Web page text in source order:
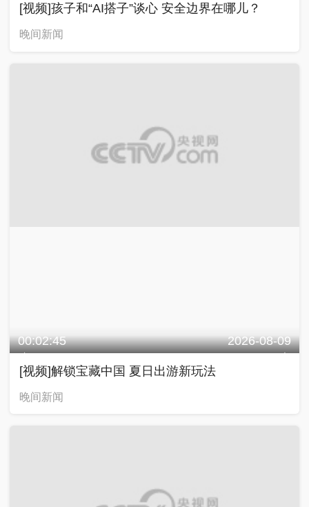
[视频]孩子和“AI搭子”谈心 安全边界在哪儿？
晚间新闻
00:02:45 2026-08-09
[视频]解锁宝藏中国 夏日出游新玩法
晚间新闻